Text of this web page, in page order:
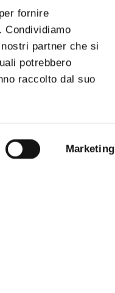
fornire
Condividiamo
partner che si
potrebbero
raccolto dal suo
Marketing